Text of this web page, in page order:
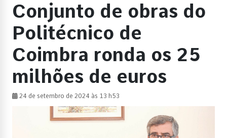
Conjunto de obras do
Politécnico de
Coimbra ronda os 25
milhões de euros
24 de setembro de 2024 às 13 h53